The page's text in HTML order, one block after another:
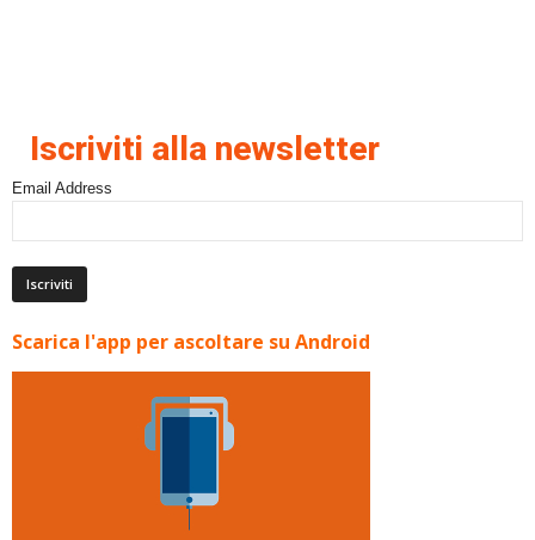
Iscriviti alla newsletter
Email Address
Scarica l'app per ascoltare su Android